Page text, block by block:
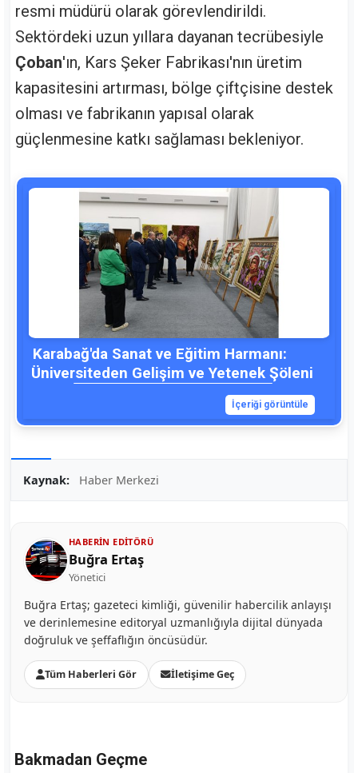
resmi müdürü olarak görevlendirildi.
Sektördeki uzun yıllara dayanan tecrübesiyle
Çoban'ın, Kars Şeker Fabrikası'nın üretim
kapasitesini artırması, bölge çiftçisine destek
olması ve fabrikanın yapısal olarak
güçlenmesine katkı sağlaması bekleniyor.
Karabağ'da Sanat ve Eğitim Harmanı:
Üniversiteden Gelişim ve Yetenek Şöleni
İçeriği görüntüle
Kaynak: Haber Merkezi
HABERIN EDITÖRÜ
Buğra Ertaş
Yönetici
Buğra Ertaş; gazeteci kimliği, güvenilir habercilik anlayışı
ve derinlemesine editoryal uzmanlığıyla dijital dünyada
doğruluk ve şeffaflığın öncüsüdür.
Tüm Haberleri Gör İletişime Geç
Bakmadan Geçme